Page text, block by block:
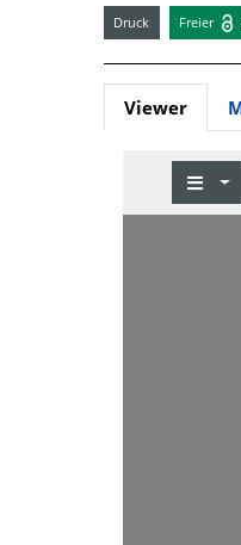
Druck Freier
Viewer